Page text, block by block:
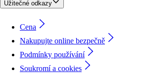
Užitečné odkazy
Cena
Nakupujte online bezpečně
Podmínky používání
Soukromí a cookies